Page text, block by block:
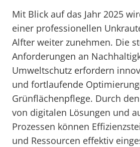
Mit Blick auf das Jahr 2025
einer professionellen
Alfter weiter zunehmen. Die
Anforderungen an
Umweltschutz erfordern
und fortlaufende
Grünflächenpflege. Durch
von digitalen Lösungen und
Prozessen können
und Ressourcen effektiv